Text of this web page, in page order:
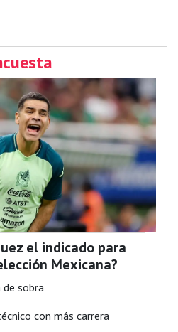
el indicado para
Mexicana?
de sobra
con más carrera